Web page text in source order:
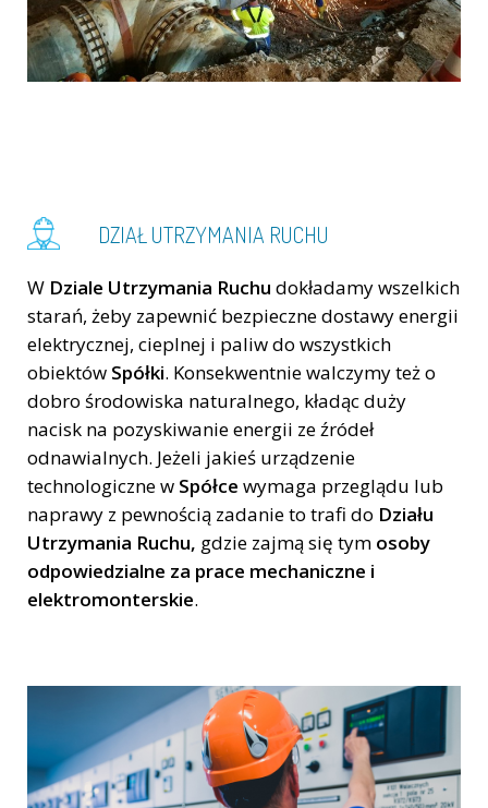
DZIAŁ UTRZYMANIA RUCHU
W Dziale Utrzymania Ruchu dokładamy wszelkich
starań, żeby zapewnić bezpieczne dostawy energii
elektrycznej, cieplnej i paliw do wszystkich
obiektów Spółki. Konsekwentnie walczymy też o
dobro środowiska naturalnego, kładąc duży
nacisk na pozyskiwanie energii ze źródeł
odnawialnych. Jeżeli jakieś urządzenie
technologiczne w Spółce wymaga przeglądu lub
naprawy z pewnością zadanie to trafi do Działu
Utrzymania Ruchu, gdzie zajmą się tym osoby
odpowiedzialne za prace mechaniczne i
elektromonterskie.